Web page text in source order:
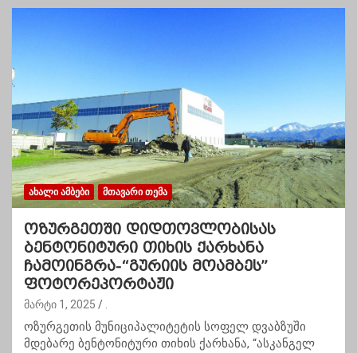
ᲐᲮᲐᲚᲘ ᲐᲛᲑᲔᲑᲘ ᲛᲗᲐᲕᲐᲠᲘ ᲗᲔᲛᲐ
ოზურგეთში დიდთოვლობისას
ბენტონიტური თიხის ქარხანა
ჩამოინგრა-“გურიის მოამბეს”
ფოტორეპორტაჟი
მარტი 1, 2025
ოზურგეთის მუნიციპალიტეტის სოფელ დვაბზუში
მდებარე ბენტონიტური თიხის ქარხანა, “ასკანგელ